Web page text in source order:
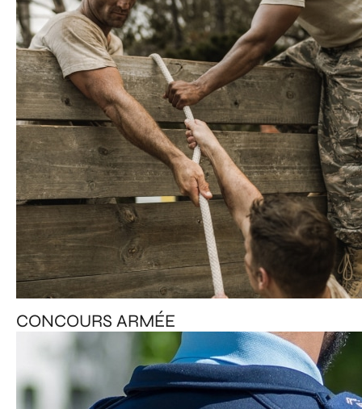
CONCOURS ARMÉE